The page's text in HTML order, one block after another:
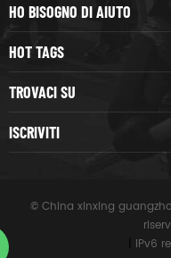
HO BISOGNO DI AIUTO
HOT TAGS
TROVACI SU
ISCRIVITI
© China xinxing
IPv6